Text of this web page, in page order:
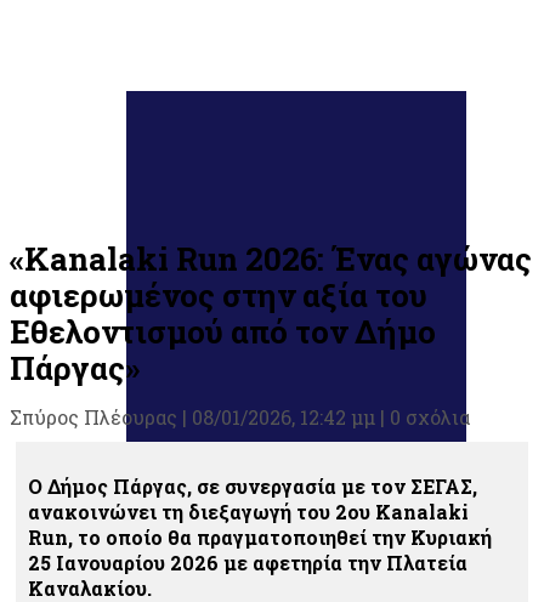
«Kanalaki Run 2026: Ένας αγώνας
αφιερωμένος στην αξία του
Εθελοντισμού από τον Δήμο
Πάργας»
Σπύρος Πλέουρας | 08/01/2026, 12:42 μμ | 0 σχόλια
Ο Δήμος Πάργας, σε συνεργασία με τον ΣΕΓΑΣ,
ανακοινώνει τη διεξαγωγή του 2ου Kanalaki
Run, το οποίο θα πραγματοποιηθεί την Κυριακή
25 Ιανουαρίου 2026 με αφετηρία την Πλατεία
Καναλακίου.